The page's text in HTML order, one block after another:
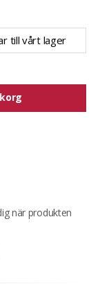
till vårt lager
när produkten